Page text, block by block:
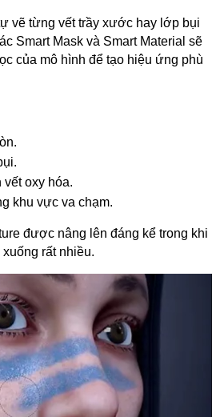
vẽ từng vết trầy xước hay lớp bụi
Smart Mask và Smart Material sẽ
của mô hình để tạo hiệu ứng phù
vết oxy hóa.
khu vực va chạm.
được nâng lên đáng kể trong khi
rất nhiều.